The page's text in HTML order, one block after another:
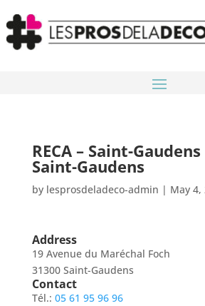
RECA – Saint-Gaudens
Saint-Gaudens
by lesprosdeladeco-admin | May 4,
Address
19 Avenue du Maréchal Foch
31300 Saint-Gaudens
Contact
Tél.: 05 61 95 96 96